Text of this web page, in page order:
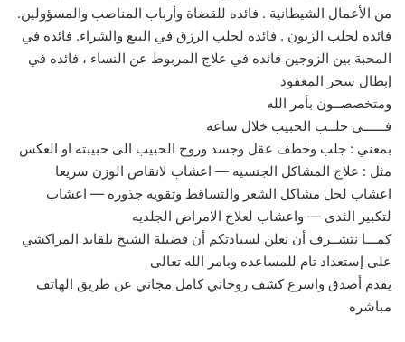
من الأعمال الشيطانية . فائده للقضاة وأرباب المناصب والمسؤولين.
فائده لجلب الزبون . فائده لجلب الرزق في البيع والشراء. فائده في
المحبة بين الزوجين فائده في علاج المربوط عن النساء ، فائده في
إبطال سحر المعقود
ومتخصصــون بأمر الله
فــــــي جلــب الحبيب خلال ساعه
بمعني : جلب وخطف عقل وجسد وروح الحبيب الى حبيبته او العكس
مثل : علاج المشاكل الجنسيه — اعشاب لانقاص الوزن سريعا
اعشاب لحل مشاكل الشعر والتساقط وتقويه جذوره — اعشاب
لتكبير الثدى — واعشاب لعلاج الامراض الجلديه
كمـــا نتشــرف أن نعلن لسيادتكم أن فضيلة الشيخ بلقايد المراكشي
على إستعداد تام للمساعده وبامر الله تعالى
يقدم أصدق واسرع كشف روحاني كامل مجاني عن طريق الهاتف
مباشره